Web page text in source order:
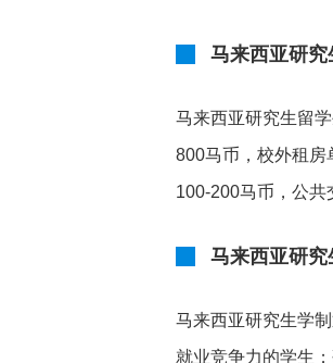
马来西亚研
马来西亚研究生留
800马币，校外租房
100-200马币，公共
马来西亚研
马来西亚研究生学
就业竞争力的学生